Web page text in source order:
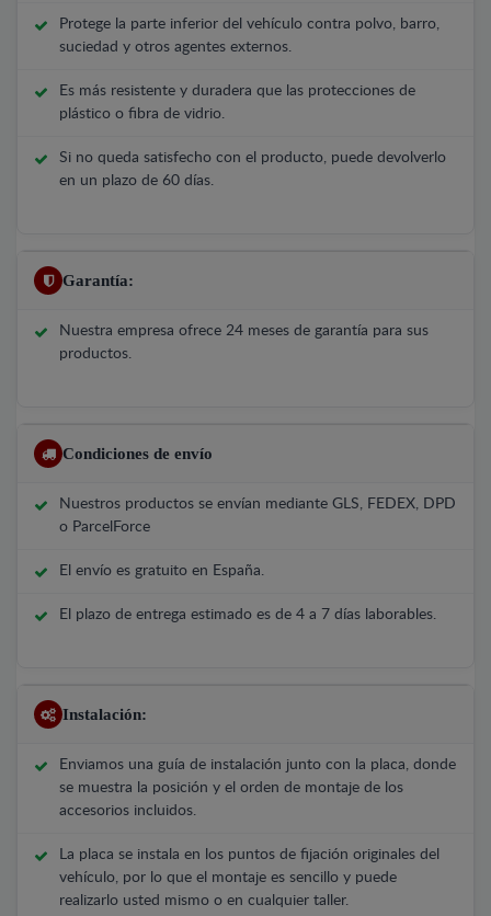
Protege la parte inferior del vehículo contra polvo, barro,
suciedad y otros agentes externos.
Es más resistente y duradera que las protecciones de
plástico o fibra de vidrio.
Si no queda satisfecho con el producto, puede devolverlo
en un plazo de 60 días.
Garantía:
Nuestra empresa ofrece 24 meses de garantía para sus
productos.
Condiciones de envío
Nuestros productos se envían mediante GLS, FEDEX, DPD
o ParcelForce
El envío es gratuito en España.
El plazo de entrega estimado es de 4 a 7 días laborables.
Instalación:
Enviamos una guía de instalación junto con la placa, donde
se muestra la posición y el orden de montaje de los
accesorios incluidos.
La placa se instala en los puntos de fijación originales del
vehículo, por lo que el montaje es sencillo y puede
realizarlo usted mismo o en cualquier taller.